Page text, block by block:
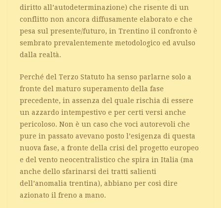
diritto all’autodeterminazione) che risente di un
conflitto non ancora diffusamente elaborato e che
pesa sul presente/futuro, in Trentino il confronto è
sembrato prevalentemente metodologico ed avulso
dalla realtà.
Perché del Terzo Statuto ha senso parlarne solo a
fronte del maturo superamento della fase
precedente, in assenza del quale rischia di essere
un azzardo intempestivo e per certi versi anche
pericoloso. Non è un caso che voci autorevoli che
pure in passato avevano posto l’esigenza di questa
nuova fase, a fronte della crisi del progetto europeo
e del vento neocentralistico che spira in Italia (ma
anche dello sfarinarsi dei tratti salienti
dell’anomalia trentina), abbiano per così dire
azionato il freno a mano.